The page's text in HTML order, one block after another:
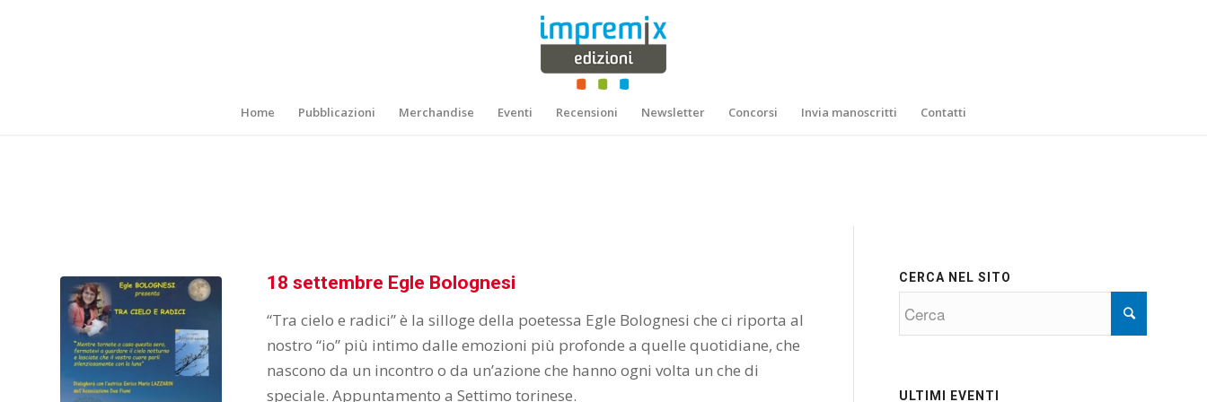
Home Pubblicazioni Merchandise Eventi Recensioni Newsletter Concorsi Invia manoscritti Contatti
18 settembre Egle Bolognesi
“Tra cielo e radici” è la silloge della poetessa Egle Bolognesi che ci riporta al
nostro “io” più intimo dalle emozioni più profonde a quelle quotidiane, che
nascono da un incontro o da un’azione che hanno ogni volta un che di
speciale. Appuntamento a Settimo torinese.
CERCA NEL SITO
ULTIMI EVENTI